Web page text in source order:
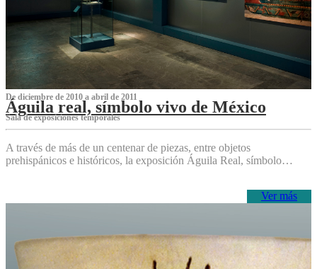
De diciembre de 2010 a abril de 2011
Águila real, símbolo vivo de México
Sala de exposiciones temporales
A través de más de un centenar de piezas, entre objetos
prehispánicos e históricos, la exposición Águila Real, símbolo…
Ver más